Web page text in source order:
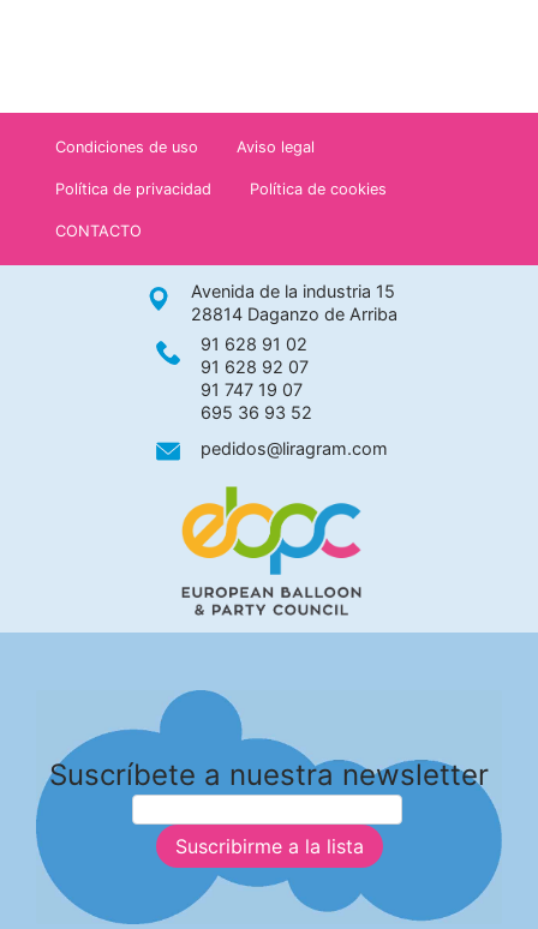
Condiciones de uso Aviso legal
Política de privacidad Política de cookies
CONTACTO
Avenida de la industria 15
28814 Daganzo de Arriba
91 628 91 02
91 628 92 07
91 747 19 07
695 36 93 52
pedidos@liragram.com
Suscríbete a nuestra newsletter
Suscribirme a la lista